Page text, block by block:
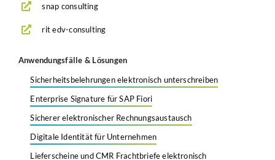
snap consulting
rit edv-consulting
Anwendungsfälle & Lösungen
Sicherheitsbelehrungen elektronisch unterschreiben
Enterprise Signature für SAP Fiori
Sicherer elektronischer Rechnungsaustausch
Digitale Identität für Unternehmen
Lieferscheine und CMR Frachtbriefe elektronisch